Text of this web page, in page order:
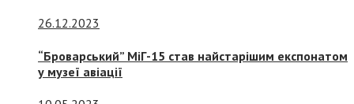
26.12.2023
“Броварський” МіГ-15 став найстарішим експонатом
у музеї авіації